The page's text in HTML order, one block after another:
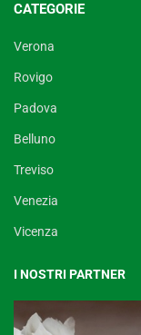
CATEGORIE
Verona
Rovigo
Padova
Belluno
Treviso
Venezia
Vicenza
I NOSTRI PARTNER